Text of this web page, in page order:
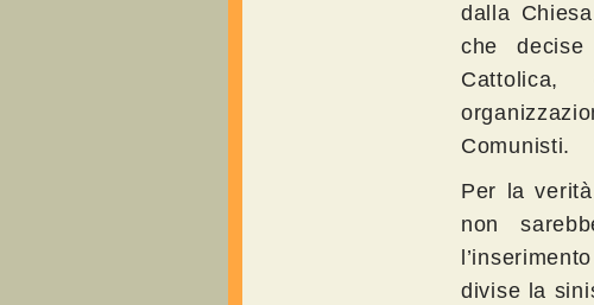
dalla
che decise
Cattolica,
Comunisti.
Per la
non
divise la